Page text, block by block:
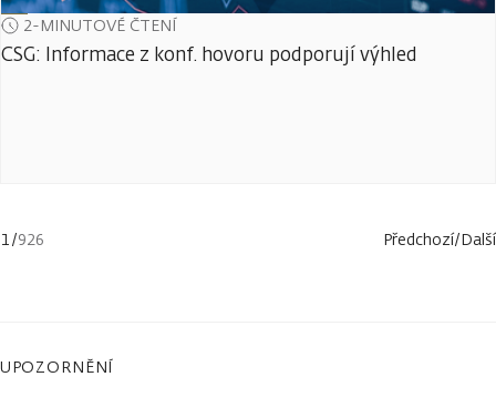
2-MINUTOVÉ ČTENÍ
CSG: Informace z konf. hovoru podporují výhled
1/926 Předchozí/Další
UPOZORNĚNÍ